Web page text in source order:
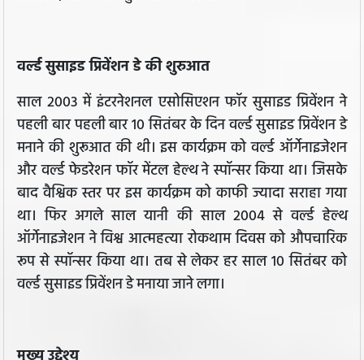
वर्ल्ड सुसाइड प्रिवेंशन डे की शुरुआत
साल 2003 में इंटरनेशनल एसोसिएशन फॉर सुसाइड प्रिवेंशन ने
पहली बार पहली बार 10 सितंबर के दिन वर्ल्ड सुसाइड प्रिवेंशन डे
मनाने की शुरूआत की थी। इस कार्यक्रम को वर्ल्ड ऑर्गेनाइजेशन
और वर्ल्ड फेडरेशन फॉर मेंटल हेल्थ ने स्पॉन्सर किया था। जिसके
बाद वैश्विक स्तर पर इस कार्यक्रम को काफी ज्यादा सराहा गया
था। फिर अगले साल यानी की साल 2004 से वर्ल्ड हेल्थ
ऑर्गेनाइजेशन ने विश्व आत्महत्या रोकथाम दिवस को औपचारिक
रूप से स्पॉन्सर किया था। तब से लेकर हर साल 10 सितंबर को
वर्ल्ड सुसाइड प्रिवेंशन डे मनाया जाने लगा।